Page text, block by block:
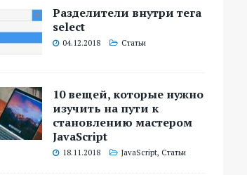
Разделители внутри тега
select
04.12.2018 Статьи
10 вещей, которые нужно
изучить на пути к
становлению мастером
JavaScript
18.11.2018 JavaScript, Статьи